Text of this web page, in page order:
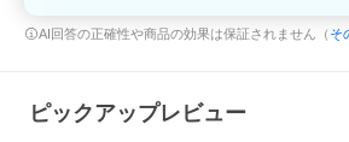
AI回答の正確性や商品の効果は保証されません（ そ
ピックアップレビュー